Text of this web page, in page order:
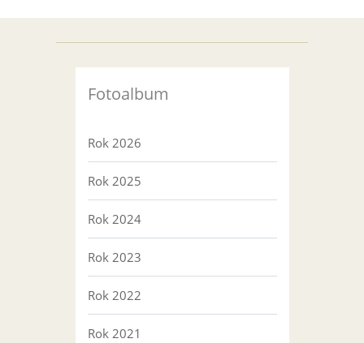
Fotoalbum
Rok 2026
Rok 2025
Rok 2024
Rok 2023
Rok 2022
Rok 2021